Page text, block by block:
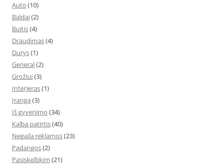
Auto (10)
Baldai(2)
Buitis(4)
Draudimas(4)
Durys(1)
General(2)
Grožiui(3)
Interjeras(1)
Įranga (3)
Iš gyvenimo (34)
Kalba patirtis(40)
Negaila reklamos(23)
Padangos(2)
Pasiskelbkim (21)